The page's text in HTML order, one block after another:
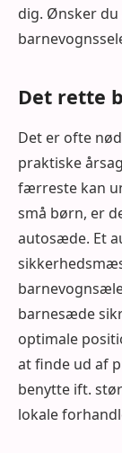
dig. Ønsker du
Det rette
Det er ofte
praktiske
færreste kan
små børn, er
autosæde. Et
barnesæde
optimale
at finde ud af
benytte ift.
lokale